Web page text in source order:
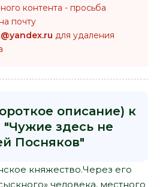
контента - просьба
почту
для удаления
описание) к
"Чужие здесь не
Посняков"
княжество.Через его
человека, местного